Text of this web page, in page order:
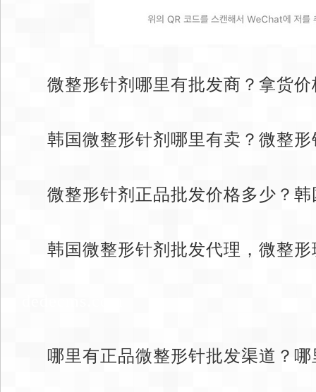
微整形针剂哪里有批发商？拿货
韩国微整形针剂哪里有卖？微整
微整形针剂正品批发价格多少？
韩国微整形针剂批发代理，微整
哪里有正品微整形针批发渠道？